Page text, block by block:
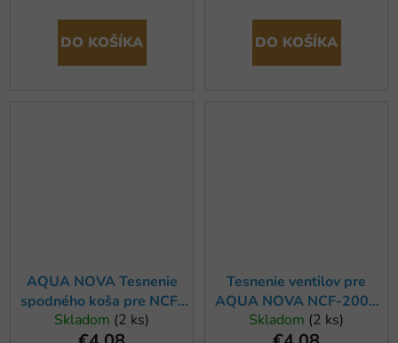
DO KOŠÍKA DO KOŠÍKA
AQUA NOVA Tesnenie
spodného koša pre NCF-
600/800
Skladom (2 ks)
Tesnenie ventilov pre
AQUA NOVA NCF-2000
(4ks)
Skladom (2 ks)